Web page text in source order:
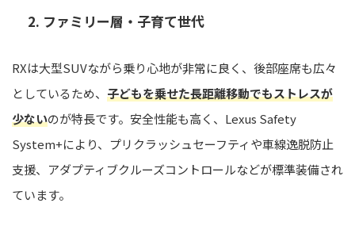
2. ファミリー層・子育て世代
RXは大型SUVながら乗り心地が非常に良く、後部座席も広々
としているため、 子どもを乗せた長距離移動でもストレスが
少ないのが特長です。安全性能も高く、Lexus Safety
System+により、プリクラッシュセーフティや車線逸脱防止
支援、アダプティブクルーズコントロールなどが標準装備され
ています。